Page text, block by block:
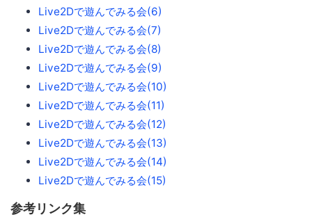
Live2Dで遊んでみる会(6)
Live2Dで遊んでみる会(7)
Live2Dで遊んでみる会(8)
Live2Dで遊んでみる会(9)
Live2Dで遊んでみる会(10)
Live2Dで遊んでみる会(11)
Live2Dで遊んでみる会(12)
Live2Dで遊んでみる会(13)
Live2Dで遊んでみる会(14)
Live2Dで遊んでみる会(15)
参考リンク集